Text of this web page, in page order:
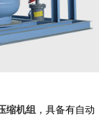
缩机组 ，具备有自动